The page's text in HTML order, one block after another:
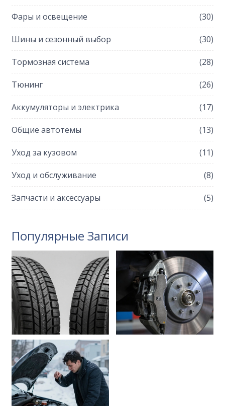
Фары и освещение (30)
Шины и сезонный выбор (30)
Тормозная система (28)
Тюнинг (26)
Аккумуляторы и электрика (17)
Общие автотемы (13)
Уход за кузовом (11)
Уход и обслуживание (8)
Запчасти и аксессуары (5)
Популярные Записи